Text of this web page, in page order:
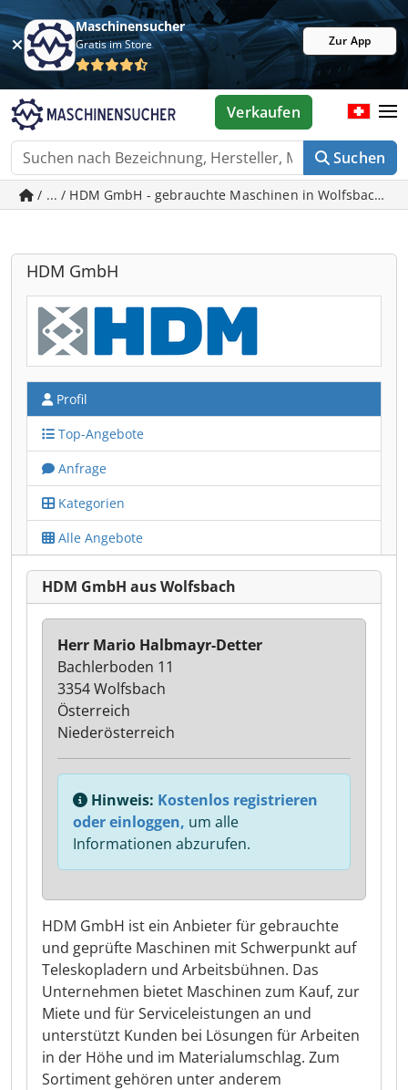
Maschinensucher
Gratis im Store Zur App
Suchen
Verkaufen
/ ... / HDM GmbH - gebrauchte Maschinen in Wolfsbach
HDM GmbH
Profil
Top-Angebote
Anfrage
Kategorien
Alle Angebote
HDM GmbH aus Wolfsbach
HDM GmbH ist ein Anbieter für gebrauchte
und geprüfte Maschinen mit Schwerpunkt auf
Teleskopladern und Arbeitsbühnen. Das
Unternehmen bietet Maschinen zum Kauf, zur
Miete und für Serviceleistungen an und
unterstützt Kunden bei Lösungen für Arbeiten
in der Höhe und im Materialumschlag. Zum
Sortiment gehören unter anderem
Herr Mario Halbmayr-Detter
Bachlerboden 11
3354 Wolfsbach
Österreich
Niederösterreich
Hinweis: Kostenlos registrieren
oder einloggen, um alle
Informationen abzurufen.